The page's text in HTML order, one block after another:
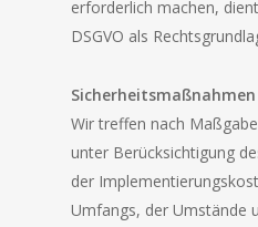
erforderlich machen,
DSGVO als
Sicherheitsmaßnahmen
Wir treffen nach
unter Berücksichtigung
der
Umfangs, der Umstände